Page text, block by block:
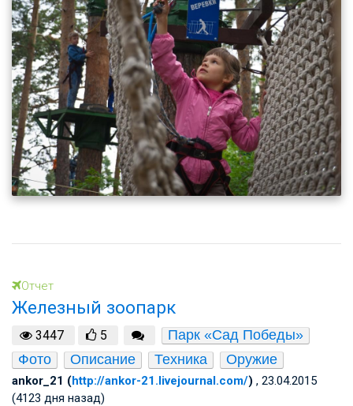
Отчет
Железный зоопарк
3447 5
Парк «Сад Победы»
Фото
Описание Техника Оружие
ankor_21 (http://ankor-21.livejournal.com/) , 23.04.2015
(4123 дня назад)